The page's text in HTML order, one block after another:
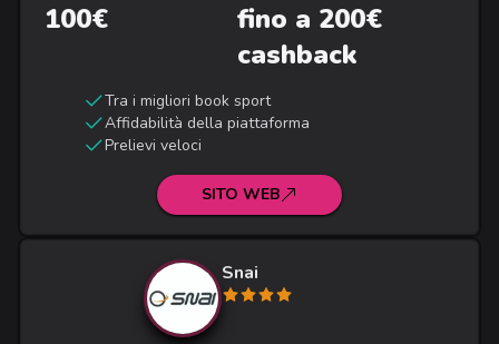
100€
fino a 200€
cashback
Tra i migliori book sport
Affidabilità della piattaforma
Prelievi veloci
SITO WEB
Snai